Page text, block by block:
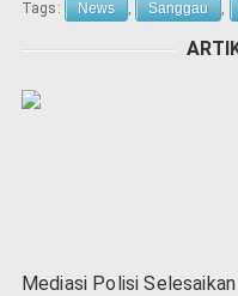
Tags: News Sanggau
Mediasi Polisi Selesaikan